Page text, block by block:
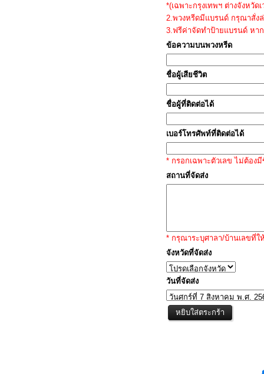
*(เฉพาะกรุงเทพฯ ต่างจังหวัด
2.พวงหรีดมีแบรนด์ กรุณาสั่ง
3.ฟรีค่าจัดทำป้ายแบรนด์ หา
ข้อความบนพวงหรีด
ชื่อผู้เสียชีวิต
ชื่อผู้ที่ติดต่อได้
เบอร์โทรศัพท์ที่ติดต่อได้
* กรอกเฉพาะตัวเลข ไม่ต้อง
สถานที่จัดส่ง
* กรุณาระบุศาลา/บ้านเลขที่ใ
จังหวัดที่จัดส่ง
วันที่จัดส่ง